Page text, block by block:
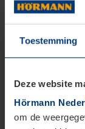
Toestemming
Deze website
Hörmann
om de